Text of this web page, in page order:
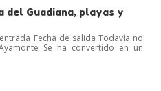
del Guadiana, playas y
Fecha de salida Todavía no
Se ha convertido en un